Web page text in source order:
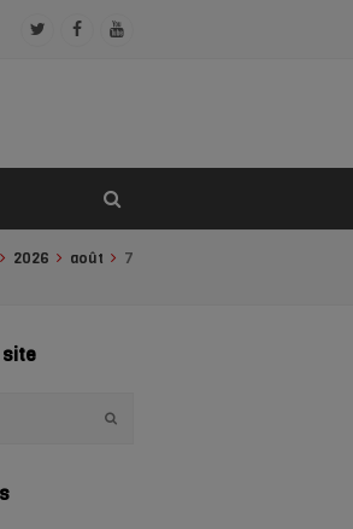
TwitterFacebookYoutube
2026 août 7
site